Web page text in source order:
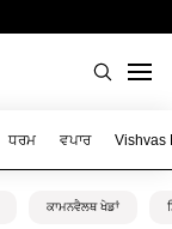
ਧਰਮ ਵਪਾਰ Vishvas
ਕਾਮਨਵੈਲਥ ਖੇਡਾਂ